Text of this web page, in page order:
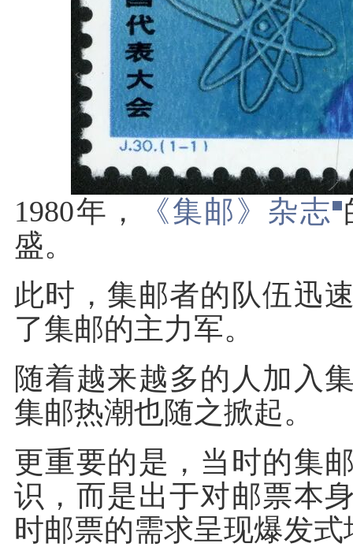
1980年， 《集邮》杂志
盛。
此时，集邮者的队伍迅
了集邮的主力军。
随着越来越多的人加入
集邮热潮也随之掀起。
更重要的是，当时的集
识，而是出于对邮票本
时邮票的需求呈现爆发式